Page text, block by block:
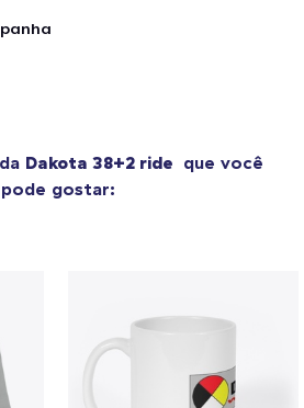
Dakota 38+2 ride que você
pode gostar: